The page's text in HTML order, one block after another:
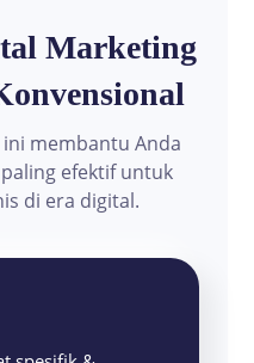
Marketing
membantu Anda
efektif untuk
di era digital.